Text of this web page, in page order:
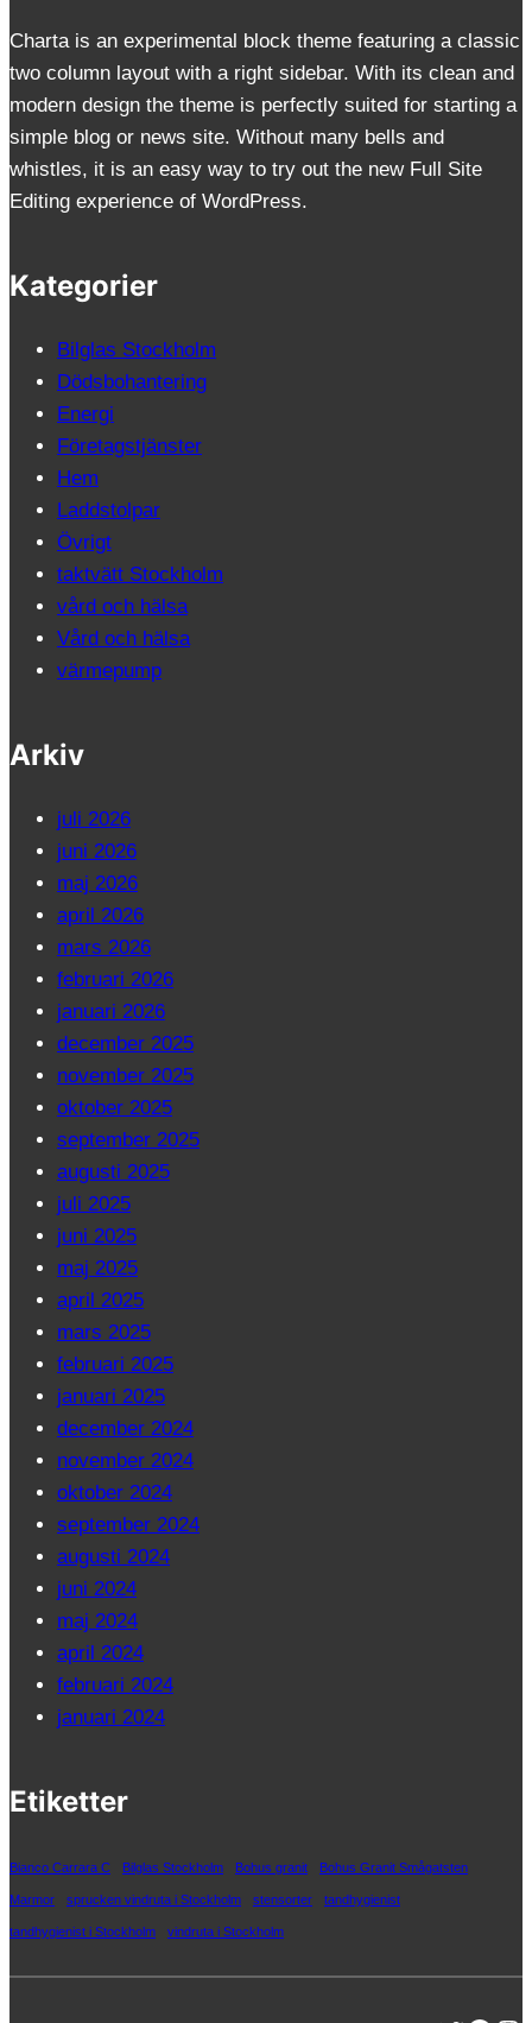
Charta is an experimental block theme featuring a classic
two column layout with a right sidebar. With its clean and
modern design the theme is perfectly suited for starting a
simple blog or news site. Without many bells and
whistles, it is an easy way to try out the new Full Site
Editing experience of WordPress.
Kategorier
Bilglas Stockholm
Dödsbohantering
Energi
Företagstjänster
Hem
Laddstolpar
Övrigt
taktvätt Stockholm
vård och hälsa
Vård och hälsa
värmepump
Arkiv
juli 2026
juni 2026
maj 2026
april 2026
mars 2026
februari 2026
januari 2026
december 2025
november 2025
oktober 2025
september 2025
augusti 2025
juli 2025
juni 2025
maj 2025
april 2025
mars 2025
februari 2025
januari 2025
december 2024
november 2024
oktober 2024
september 2024
augusti 2024
juni 2024
maj 2024
april 2024
februari 2024
januari 2024
Etiketter
Bianco Carrara C Bilglas Stockholm Bohus granit Bohus Granit Smågatsten
Marmor sprucken vindruta i Stockholm stensorter tandhygienist
tandhygienist i Stockholm vindruta i Stockholm